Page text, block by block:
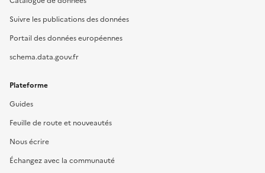
Suivre les publications des données
Portail des données européennes
schema.data.gouv.fr
Plateforme
Guides
Feuille de route et nouveautés
Nous écrire
Échangez avec la communauté